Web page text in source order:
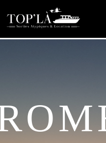
Panneau de gestion des